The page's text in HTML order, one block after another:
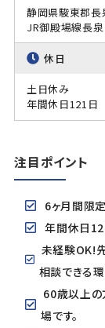
静岡県駿東郡長
JR御殿場線長
休日
土日休み
年間休日121日
注目ポイント
6ヶ月間限
年間休日
未経験OK!
相談できる
60歳以上の
場です。